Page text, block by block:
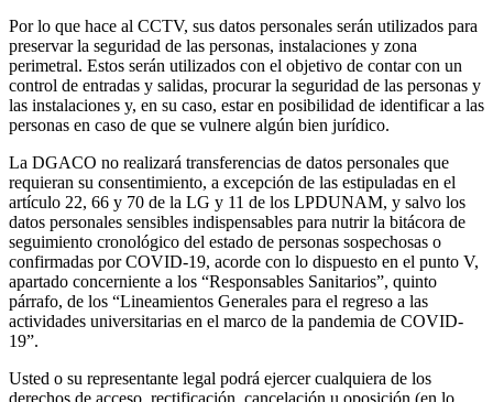
Por lo que hace al CCTV, sus datos personales serán utilizados para
preservar la seguridad de las personas, instalaciones y zona
perimetral. Estos serán utilizados con el objetivo de contar con un
control de entradas y salidas, procurar la seguridad de las personas y
las instalaciones y, en su caso, estar en posibilidad de identificar a las
personas en caso de que se vulnere algún bien jurídico.
La DGACO no realizará transferencias de datos personales que
requieran su consentimiento, a excepción de las estipuladas en el
artículo 22, 66 y 70 de la LG y 11 de los LPDUNAM, y salvo los
datos personales sensibles indispensables para nutrir la bitácora de
seguimiento cronológico del estado de personas sospechosas o
confirmadas por COVID-19, acorde con lo dispuesto en el punto V,
apartado concerniente a los “Responsables Sanitarios”, quinto
párrafo, de los “Lineamientos Generales para el regreso a las
actividades universitarias en el marco de la pandemia de COVID-
19”.
Usted o su representante legal podrá ejercer cualquiera de los